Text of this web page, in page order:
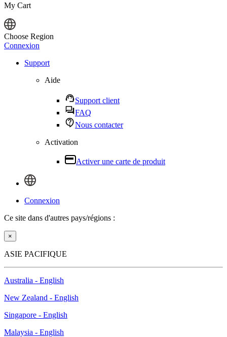
My Cart
Choose Region
Connexion
Support
Aide
Support client
FAQ
Nous contacter
Activation
Activer une carte de produit
Connexion
Ce site dans d'autres pays/régions :
×
ASIE PACIFIQUE
Australia - English
New Zealand - English
Singapore - English
Malaysia - English